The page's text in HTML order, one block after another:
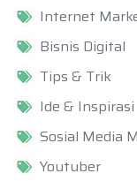
Internet
Bisnis Digital
Tips & Trik
Ide & Inspirasi
Sosial Media
Youtuber